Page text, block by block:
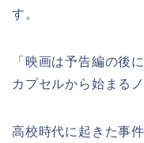
す。
「映画は予告編の後
カプセルから始まる
高校時代に起きた事